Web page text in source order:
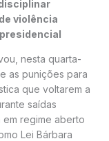
violência
nesta quarta-
as punições para
que voltarem a
saídas
regime aberto
Lei Bárbara